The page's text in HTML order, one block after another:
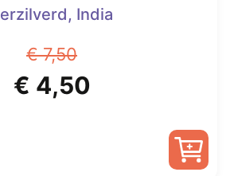
India
€7,50
Oorspronkelijke
€ 4,50